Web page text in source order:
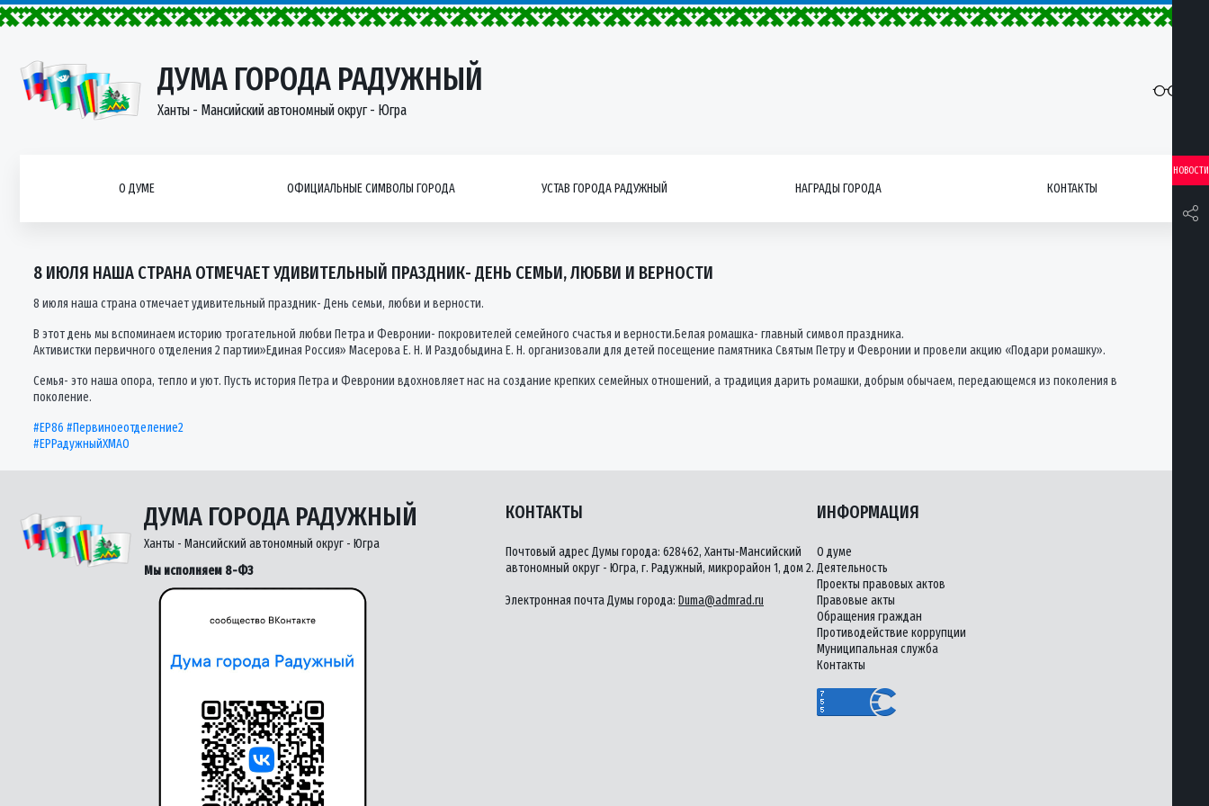
ДУМА ГОРОДА РАДУЖНЫЙ
Ханты - Мансийский автономный округ - Югра
О ДУМЕ ОФИЦИАЛЬНЫЕ СИМВОЛЫ ГОРОДА УСТАВ ГОРОДА РАДУЖНЫЙ НАГРАДЫ ГОРОДА КОНТАКТЫ
НОВОСТИ
8 ИЮЛЯ НАША СТРАНА ОТМЕЧАЕТ УДИВИТЕЛЬНЫЙ ПРАЗДНИК- ДЕНЬ СЕМЬИ, ЛЮБВИ И ВЕРНОСТИ
8 июля наша страна отмечает удивительный праздник- День семьи, любви и верности.
В этот день мы вспоминаем историю трогательной любви Петра и Февронии- покровителей семейного счастья и верности.Белая ромашка- главный символ праздника.
Активистки первичного отделения 2 партии»Единая Россия» Масерова Е. Н. И Раздобыдина Е. Н. организовали для детей посещение памятника Святым Петру и Февронии и провели акцию «Подари ромашку».
Семья- это наша опора, тепло и уют. Пусть история Петра и Февронии вдохновляет нас на создание крепких семейных отношений, а традиция дарить ромашки, добрым обычаем, передающемся из поколения в
поколение.
#ЕР86 #Первиноеотделение2
#ЕРРадужныйХМАО
ДУМА ГОРОДА РАДУЖНЫЙ
Ханты - Мансийский автономный округ - Югра
Мы исполняем 8-ФЗ
КОНТАКТЫ
Почтовый адрес Думы города: 628462, Ханты-Мансийский
автономный округ - Югра, г. Радужный, микрорайон 1, дом 2.
Электронная почта Думы города: Duma@admrad.ru
ИНФОРМАЦИЯ
О думе
Деятельность
Проекты правовых актов
Правовые акты
Обращения граждан
Противодействие коррупции
Муниципальная служба
Контакты